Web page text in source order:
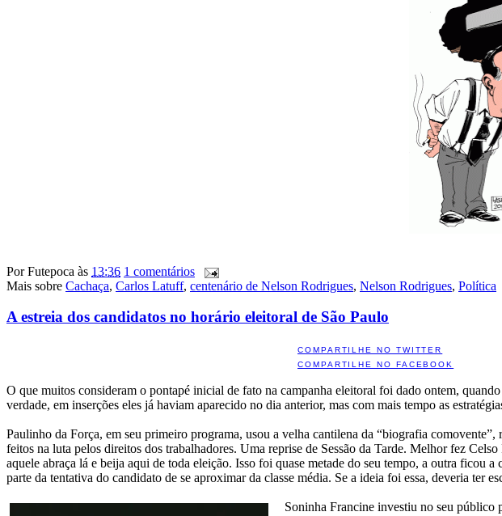
PorFutepoca às 13:36 1 comentários
Mais sobre Cachaça, Carlos Latuff, centenário de Nelson Rodrigues, Nelson Rodrigues, Política
A estreia dos candidatos no horário eleitoral de São Paulo
COMPARTILHE NO TWITTER
COMPARTILHE NO FACEBOOK
O que muitos consideram o pontapé inicial de fato na campanha eleitoral foi dado ontem,
verdade, em inserções eles já haviam aparecido no dia anterior, mas com mais tempo as
Paulinho da Força, em seu primeiro programa, usou a velha cantilena da “biografia
feitos na luta pelos direitos dos trabalhadores. Uma reprise de Sessão da Tarde. Melhor fez
aquele abraça lá e beija aqui de toda eleição. Isso foi quase metade do seu tempo, a outra
parte da tentativa do candidato de se aproximar da classe média. Se a ideia foi essa, deveria ter
Soninha Francine investiu no seu público